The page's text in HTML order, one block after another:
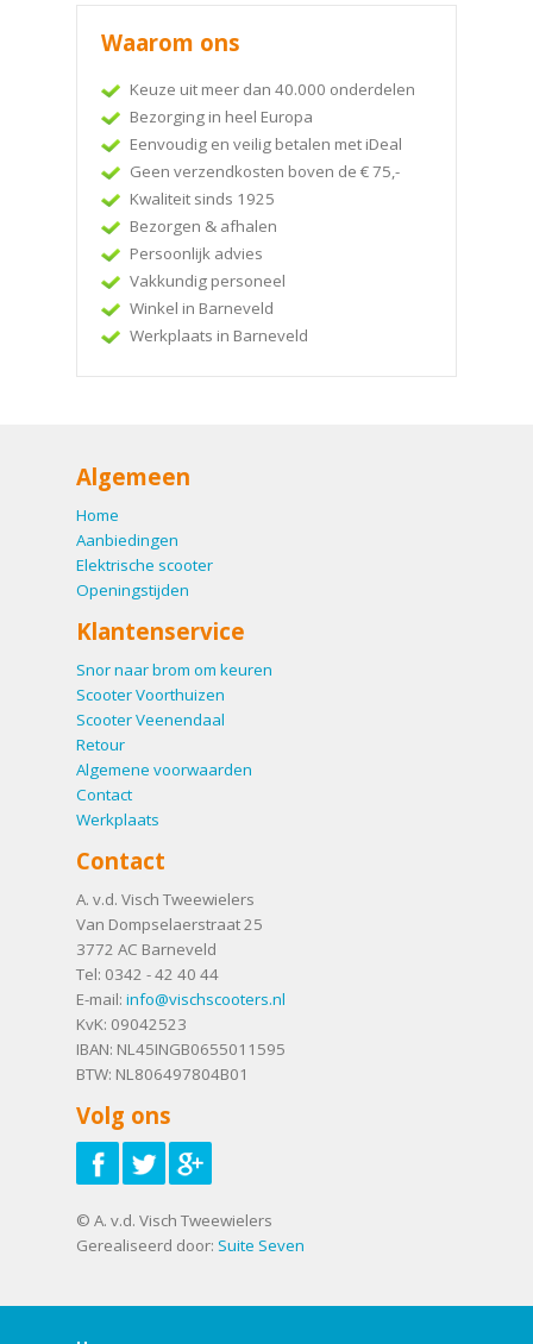
Waarom ons
Keuze uit meer dan 40.000 onderdelen
Bezorging in heel Europa
Eenvoudig en veilig betalen met iDeal
Geen verzendkosten boven de € 75,-
Kwaliteit sinds 1925
Bezorgen & afhalen
Persoonlijk advies
Vakkundig personeel
Winkel in Barneveld
Werkplaats in Barneveld
Algemeen
Home
Aanbiedingen
Elektrische scooter
Openingstijden
Klantenservice
Snor naar brom om keuren
Scooter Voorthuizen
Scooter Veenendaal
Retour
Algemene voorwaarden
Contact
Werkplaats
Contact
A. v.d. Visch Tweewielers
Van Dompselaerstraat 25
3772 AC Barneveld
Tel: 0342 - 42 40 44
E-mail: info@vischscooters.nl
KvK: 09042523
IBAN: NL45INGB0655011595
BTW: NL806497804B01
Volg ons
© A. v.d. Visch Tweewielers
Gerealiseerd door: Suite Seven